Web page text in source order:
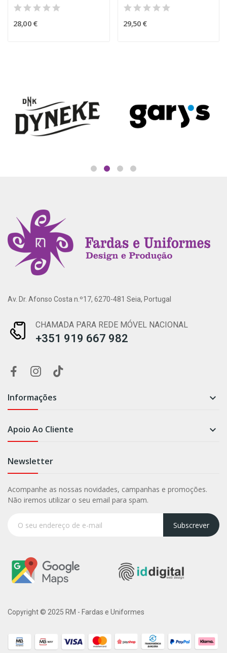
28,00 € 29,50 €
Av. Dr. Afonso Costa n.º17, 6270-481 Seia, Portugal
CHAMADA PARA REDE MÓVEL NACIONAL
+351 919 667 982
Informações 
Apoio Ao Cliente 
Newsletter
Acompanhe as nossas novidades, campanhas e promoções.
Não iremos utilizar o seu email para spam.
Subscrever
Copyright © 2025 RM - Fardas e Uniformes